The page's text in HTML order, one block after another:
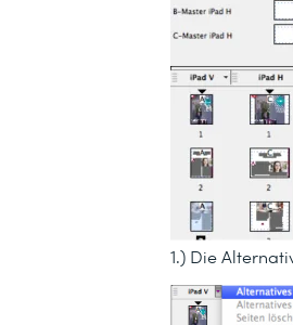
1.) Die